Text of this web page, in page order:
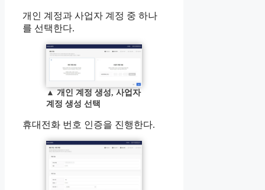
개인 계정과 사업자 계정 중 하나
를 선택한다.
▲ 개인 계정 생성, 사업자
계정 생성 선택
휴대전화 번호 인증을 진행한다.